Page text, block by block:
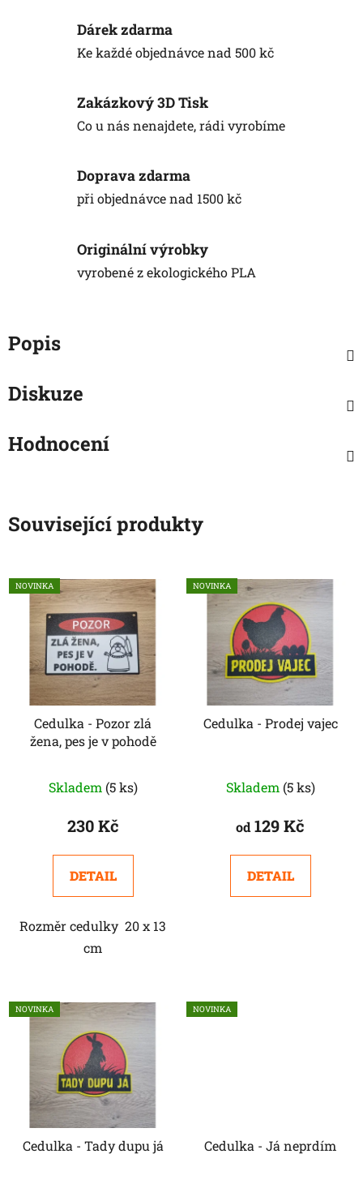
Dárek zdarma
Ke každé objednávce nad 500 kč
Zakázkový 3D Tisk
Co u nás nenajdete, rádi vyrobíme
Doprava zdarma
při objednávce nad 1500 kč
Originální výrobky
vyrobené z ekologického PLA
Popis
Diskuze
Hodnocení
Související produkty
NOVINKA
Cedulka - Pozor zlá
žena, pes je v pohodě
Skladem (5 ks)
230 Kč
DETAIL
Rozměr cedulky 20 x 13
cm
NOVINKA
Cedulka - Prodej vajec
Skladem (5 ks)
od 129 Kč
DETAIL
NOVINKA
Cedulka - Tady dupu já
NOVINKA
Cedulka - Já neprdím